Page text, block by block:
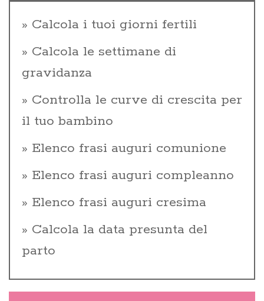
Calcola i tuoi giorni fertili
Calcola le settimane di
gravidanza
Controlla le curve di crescita per
il tuo bambino
Elenco frasi auguri comunione
Elenco frasi auguri compleanno
Elenco frasi auguri cresima
Calcola la data presunta del
parto